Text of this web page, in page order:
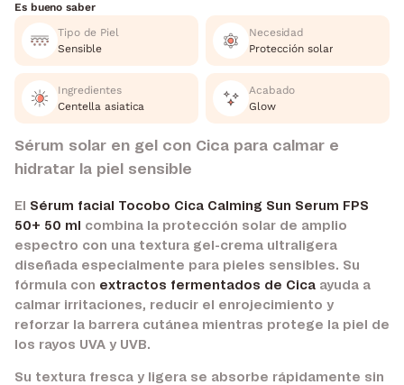
Es bueno saber
Tipo de Piel
Sensible
Necesidad
Protección solar
Ingredientes
Centella asiatica
Acabado
Glow
Sérum solar en gel con Cica para calmar e
hidratar la piel sensible
El Sérum facial Tocobo Cica Calming Sun Serum FPS
50+ 50 ml
combina la protección solar de amplio
espectro con una textura gel-crema ultraligera
diseñada especialmente para pieles sensibles. Su
fórmula con extractos fermentados de Cica ayuda a
calmar irritaciones, reducir el enrojecimiento y
reforzar la barrera cutánea mientras protege la piel de
los rayos UVA y UVB.
Su textura fresca y ligera se absorbe rápidamente sin